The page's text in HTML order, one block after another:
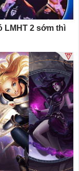
LMHT 2 sớm thì